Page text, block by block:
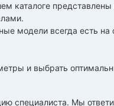
каталоге
модели всегда есть
и выбрать
специалиста. Мы